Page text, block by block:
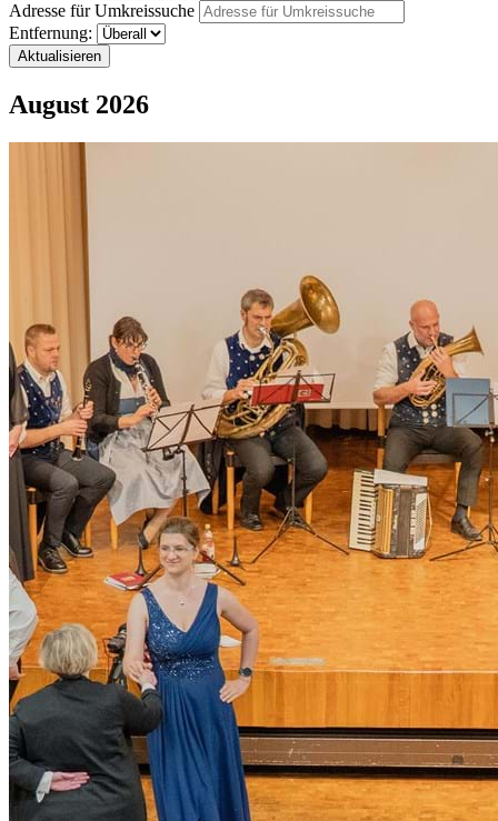
Adresse für Umkreissuche
Entfernung:
Aktualisieren
August 2026